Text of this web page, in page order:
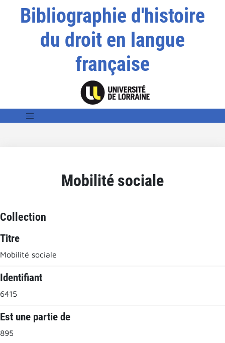
Bibliographie d'histoire
du droit en langue
française
Mobilité sociale
Collection
Titre
Mobilité sociale
Identifiant
6415
Est une partie de
895